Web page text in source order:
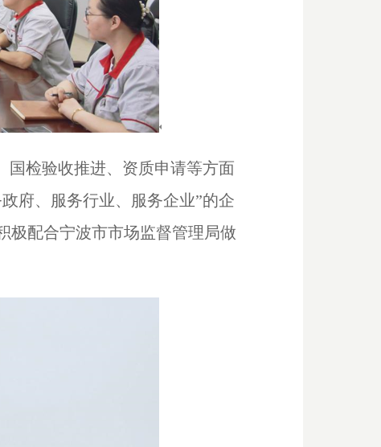
国检验收推进、资质申请等方面
府、服务行业、服务企业”的企
极配合宁波市市场监督管理局做